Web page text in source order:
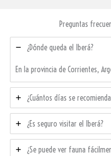
Preguntas
¿Dónde queda el Iberá?
En la provincia de Corrientes,
¿Cuántos días se
¿Es seguro visitar el Iberá?
¿Se puede ver fauna